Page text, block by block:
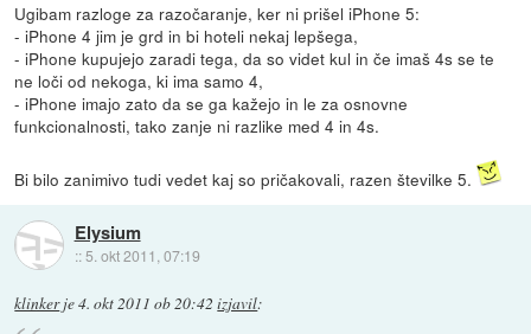
Ugibam razloge za razočaranje, ker ni prišel iPhone 5:
- iPhone 4 jim je grd in bi hoteli nekaj lepšega,
- iPhone kupujejo zaradi tega, da so videt kul in če imaš 4s se te
ne loči od nekoga, ki ima samo 4,
- iPhone imajo zato da se ga kažejo in le za osnovne
funkcionalnosti, tako zanje ni razlike med 4 in 4s.
Bi bilo zanimivo tudi vedet kaj so pričakovali, razen številke 5.
Elysium
:: 5. okt 2011, 07:19
klinkerje4. okt 2011 ob 20:42 izjavil: